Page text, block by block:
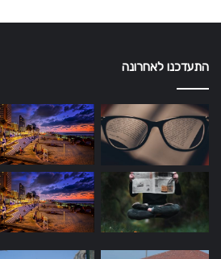
התעדכנו לאחרונה